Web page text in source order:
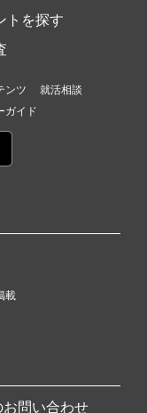
トを探す
ンツ
就活相談
ガイド
載
お問い合わせ